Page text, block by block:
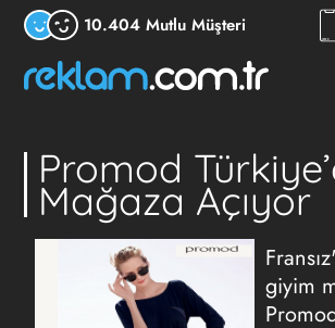
10.404 Mutlu Müşteri
Promod
Mağaza Açıyor
giyim